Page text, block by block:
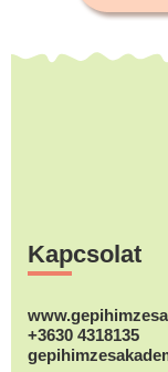
Kapcsolat
+3630 4318135